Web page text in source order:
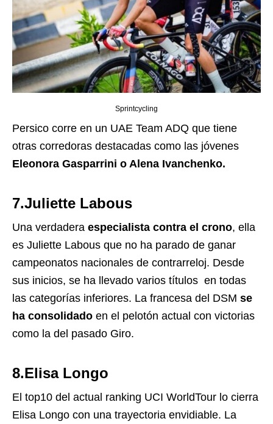
Sprintcycling
Persico corre en un UAE Team ADQ que tiene
otras corredoras destacadas como las jóvenes
Eleonora Gasparrini o Alena Ivanchenko.
7.Juliette Labous
Una verdadera especialista contra el crono, ella
es Juliette Labous que no ha parado de ganar
campeonatos nacionales de contrarreloj. Desde
sus inicios, se ha llevado varios títulos en todas
las categorías inferiores. La francesa del DSM se
ha consolidado en el pelotón actual con victorias
como la del pasado Giro.
8.Elisa Longo
El top10 del actual ranking UCI WorldTour lo cierra
Elisa Longo con una trayectoria envidiable. La